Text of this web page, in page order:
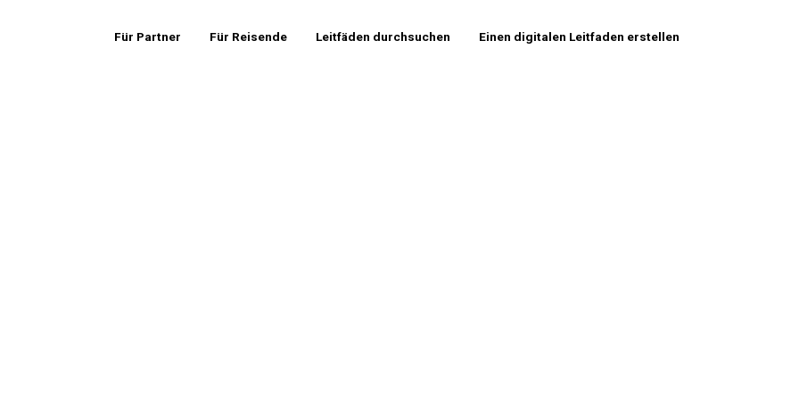
Für Partner Für Reisende Leitfäden durchsuchen Einen digitalen Leitfaden erstellen